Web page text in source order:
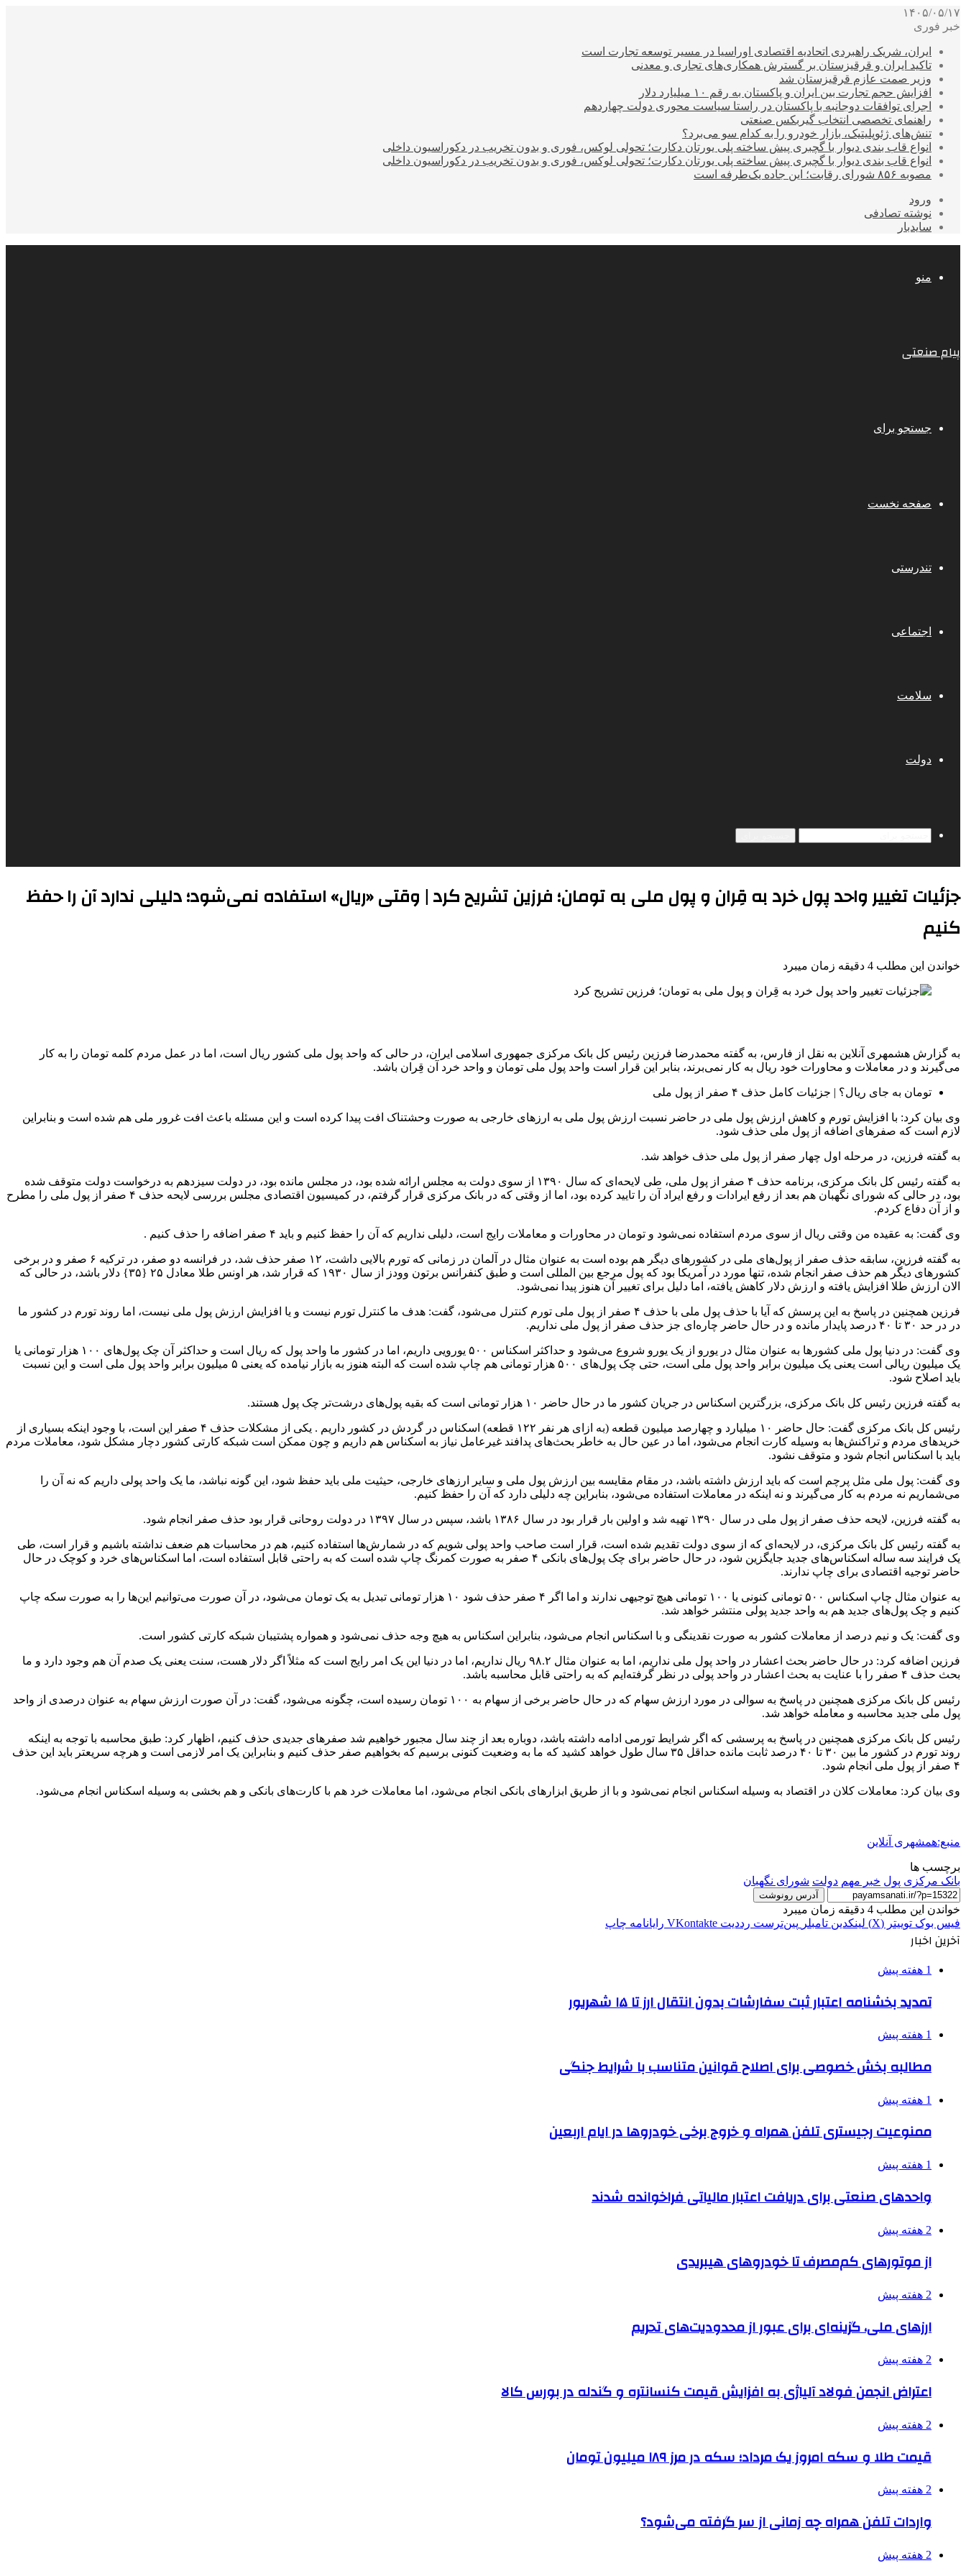
۱۴۰۵/۰۵/۱۷
خبر فوری
ایران، شریک راهبردی اتحادیه اقتصادی اوراسیا در مسیر توسعه تجارت است
تاکید ایران و قرقیزستان بر گسترش همکاری‌های تجاری و معدنی
وزیر صمت عازم قرقیزستان شد
افزایش حجم تجارت بین ایران و پاکستان به رقم ۱۰ میلیارد دلار
اجرای توافقات دوجانبه با پاکستان در راستا سیاست محوری دولت چهاردهم
راهنمای تخصصی انتخاب گیربکس صنعتی
تنش‌های ژئوپلیتیک، بازار خودرو را به کدام سو می‌برد؟
انواع قاب بندی دیوار با گچبری پیش ساخته پلی یورتان دکارت؛ تحولی لوکس، فوری و بدون تخریب در دکوراسیون داخلی
انواع قاب بندی دیوار با گچبری پیش ساخته پلی یورتان دکارت؛ تحولی لوکس، فوری و بدون تخریب در دکوراسیون داخلی
مصوبه ۸۵۶ شورای رقابت؛ این جاده یک‌طرفه است
ورود
نوشته تصادفی
سایدبار
منو
پیام صنعتی
جستجو برای
صفحه نخست
تندرستی
اجتماعی
سلامت
دولت
جزئیات تغییر واحد پول خرد به قِران و پول ملی به تومان؛ فرزین تشریح کرد | وقتی «ریال» استفاده نمی‌شود؛ دلیلی ندارد آن را حفظ
کنیم
خواندن این مطلب 4 دقیقه زمان میبرد
به گزارش هشمهری آنلاین به نقل از فارس، به گفته محمدرضا فرزین رئیس کل بانک مرکزی جمهوری اسلامی ایران، در حالی که واحد پول ملی کشور ریال است، اما در عمل مردم کلمه تومان را به کار
می‌گیرند و در معاملات و محاورات خود ریال به کار نمی‌برند، بنابر این قرار است واحد پول ملی تومان و واحد خرد آن قِران باشد.
تومان به جای ریال؟ | جزئیات کامل حذف ۴ صفر از پول ملی
وی بیان کرد: با افزایش تورم و کاهش ارزش پول ملی در حاضر نسبت ارزش پول ملی به ارزهای خارجی به صورت وحشتناک افت پیدا کرده است و این مسئله باعث افت غرور ملی هم شده است و بنابراین
لازم است که صفرهای اضافه از پول ملی حذف شود.
به گفته فرزین، در مرحله اول چهار صفر از پول ملی حذف خواهد شد.
به گفته رئیس کل بانک مرکزی، برنامه حذف ۴ صفر از پول ملی، طی لایحه‌ای که سال ۱۳۹۰ از سوی دولت به مجلس ارائه شده بود، در مجلس مانده بود، در دولت سیزدهم به درخواست دولت متوقف شده
بود، در حالی که شورای نگهبان هم بعد از رفع ایرادات و رفع ایراد آن را تایید کرده بود، اما از وقتی که در بانک مرکزی قرار گرفتم، در کمیسیون اقتصادی مجلس بررسی لایحه حذف ۴ صفر از پول ملی را مطرح
و از آن دفاع کردم.
وی گفت: به عقیده من وقتی ریال از سوی مردم استفاده نمی‌شود و تومان در محاورات و معاملات رایج است، دلیلی نداریم که آن را حفظ کنیم و باید ۴ صفر اضافه را حذف کنیم .
به گفته فرزین، سابقه حذف صفر از پول‌های ملی در کشورهای دیگر هم بوده است به عنوان مثال در آلمان در زمانی که تورم بالایی داشت، ۱۲ صفر حذف شد، در فرانسه دو صفر، در ترکیه ۶ صفر و در برخی
کشورهای دیگر هم حذف صفر انجام شده، تنها مورد در آمریکا بود که پول مرجع بین المللی است و طبق کنفرانس برتون وودز از سال ۱۹۳۰ که قرار شد، هر اونس طلا معادل ۲۵ {۳۵} دلار باشد، در حالی که
الان ارزش طلا افزایش یافته و ارزش دلار کاهش یافته، اما دلیل برای تغییر آن هنوز پیدا نمی‌شود.
فرزین همچنین در پاسخ به این پرسش که آیا با حذف پول ملی با حذف ۴ صفر از پول ملی تورم کنترل می‌شود، گفت: هدف ما کنترل تورم نیست و یا افزایش ارزش پول ملی نیست، اما روند تورم در کشور ما
در در حد ۳۰ تا ۴۰ درصد پایدار مانده و در حال حاضر چاره‌ای جز حذف صفر از پول ملی نداریم.
وی گفت: در دنیا پول ملی کشورها به عنوان مثال در یورو از یک یورو شروع می‌شود و حداکثر اسکناس ۵۰۰ یورویی داریم، اما در کشور ما واحد پول که ریال است و حداکثر آن چک پول‌های ۱۰۰ هزار تومانی یا
یک میلیون ریالی است یعنی یک میلیون برابر واحد پول ملی است، حتی چک پول‌های ۵۰۰ هزار تومانی هم چاپ شده است که البته هنوز به بازار نیامده که یعنی ۵ میلیون برابر واحد پول ملی است و این نسبت
باید اصلاح شود.
به گفته فرزین رئیس کل بانک مرکزی، بزرگترین اسکناس در جریان کشور ما در حال حاضر ۱۰ هزار تومانی است که بقیه پول‌های درشت‌تر چک پول هستند.
رئیس کل بانک مرکزی گفت: حال حاضر ۱۰ میلیارد و چهارصد میلیون قطعه (به ازای هر نفر ۱۲۲ قطعه) اسکناس در گردش در کشور داریم . یکی از مشکلات حذف ۴ صفر این است، با وجود اینکه بسیاری از
خریدهای مردم و تراکنش‌ها به وسیله کارت انجام می‌شود، اما در عین حال به خاطر بحث‌های پدافند غیرعامل نیاز به اسکناس هم داریم و چون ممکن است شبکه کارتی کشور دچار مشکل شود، معاملات مردم
باید با اسکناس انجام شود و متوقف نشود.
وی گفت: پول ملی مثل پرچم است که باید ارزش داشته باشد، در مقام مقایسه بین ارزش پول ملی و سایر ارزهای خارجی، حیثیت ملی باید حفظ شود، این گونه نباشد، ما یک واحد پولی داریم که نه آن را
می‌شماریم نه مردم به کار می‌گیرند و نه اینکه در معاملات استفاده می‌شود، بنابراین چه دلیلی دارد که آن را حفظ کنیم.
به گفته فرزین، لایحه حذف صفر از پول ملی در سال ۱۳۹۰ تهیه شد و اولین بار قرار بود در سال ۱۳۸۶ باشد، سپس در سال ۱۳۹۷ در دولت روحانی قرار بود حذف صفر انجام شود.
به گفته رئیس کل بانک مرکزی، در لایحه‌ای که از سوی دولت تقدیم شده است، قرار است صاحب واحد پولی شویم که در شمارش‌ها استفاده کنیم، هم در محاسبات هم ضعف نداشته باشیم و قرار است، طی
یک فرایند سه ساله اسکناس‌های جدید جایگزین شود، در حال حاضر برای چک پول‌های بانکی ۴ صفر به صورت کمرنگ چاپ شده است که به راحتی قابل استفاده است، اما اسکناس‌های خرد و کوچک در حال
حاضر توجیه اقتصادی برای چاپ ندارند.
به عنوان مثال چاپ اسکناس ۵۰۰ تومانی کنونی یا ۱۰۰ تومانی هیچ توجیهی ندارند و اما اگر ۴ صفر حذف شود ۱۰ هزار تومانی تبدیل به یک تومان می‌شود، در آن صورت می‌توانیم این‌ها را به صورت سکه چاپ
کنیم و چک پول‌های جدید هم به واحد جدید پولی منتشر خواهد شد.
وی گفت: یک و نیم درصد از معاملات کشور به صورت نقدینگی و با اسکناس انجام می‌شود، بنابراین اسکناس به هیچ وجه حذف نمی‌شود و همواره پشتیبان شبکه کارتی کشور است.
فرزین اضافه کرد: در حال حاضر بحث اعشار در واحد پول ملی نداریم، اما به عنوان مثال ۹۸.۲ ریال نداریم، اما در دنیا این یک امر رایج است که مثلاً اگر دلار هست، سنت یعنی یک صدم آن هم وجود دارد و ما
بحث حذف ۴ صفر را با عنایت به بحث اعشار در واحد پولی در نظر گرفته‌ایم که به راحتی قابل محاسبه باشد.
رئیس کل بانک مرکزی همچنین در پاسخ به سوالی در مورد ارزش سهام که در حال حاضر برخی از سهام به ۱۰۰ تومان رسیده است، چگونه می‌شود، گفت: در آن صورت ارزش سهام به عنوان درصدی از واحد
پول ملی جدید محاسبه و معامله خواهد شد.
رئیس کل بانک مرکزی همچنین در پاسخ به پرسشی که اگر شرایط تورمی ادامه داشته باشد، دوباره بعد از چند سال مجبور خواهیم شد صفرهای جدیدی حذف کنیم، اظهار کرد: طبق محاسبه با توجه به اینکه
روند تورم در کشور ما بین ۳۰ تا ۴۰ درصد ثابت مانده حداقل ۳۵ سال طول خواهد کشید که ما به وضعیت کنونی برسیم که بخواهیم صفر حذف کنیم و بنابراین یک امر لازمی است و هرچه سریعتر باید این حذف
۴ صفر از پول ملی انجام شود.
وی بیان کرد: معاملات کلان در اقتصاد به وسیله اسکناس انجام نمی‌شود و با از طریق ابزارهای بانکی انجام می‌شود، اما معاملات خرد هم با کارت‌های بانکی و هم بخشی به وسیله اسکناس انجام می‌شود.
منبع:همشهری آنلاین
برچسب ها
بانک مرکزی پول خبر مهم دولت شورای نگهبان
آدرس رونوشت
خواندن این مطلب 4 دقیقه زمان میبرد
فیس بوک توییتر (X) لینکدین ‫تامبلر ‫پین‌ترست ‫رددیت ‫VKontakte رایانامه چاپ
آخرین اخبار
1 هفته پیش
تمدید بخشنامه اعتبار ثبت سفارشات بدون انتقال ارز تا ۱۵ شهریور
1 هفته پیش
مطالبه بخش خصوصی برای اصلاح قوانین متناسب با شرایط جنگی
1 هفته پیش
ممنوعیت رجیستری تلفن همراه و خروج برخی خودروها در ایام اربعین
1 هفته پیش
واحدهای صنعتی برای دریافت اعتبار مالیاتی فراخوانده شدند
2 هفته پیش
از موتورهای کم‌مصرف تا خودروهای هیبریدی
2 هفته پیش
ارزهای ملی، گزینه‌ای برای عبور از محدودیت‌های تحریم
2 هفته پیش
اعتراض انجمن فولاد آلیاژی به افزایش قیمت کنسانتره و گندله در بورس کالا
2 هفته پیش
قیمت طلا و سکه امروز یک مرداد؛ سکه در مرز ۱۸۹ میلیون تومان
2 هفته پیش
واردات تلفن همراه چه زمانی از سر گرفته می‌شود؟
2 هفته پیش